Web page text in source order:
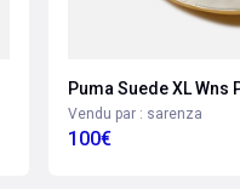
Vendu par : sarenza
100€